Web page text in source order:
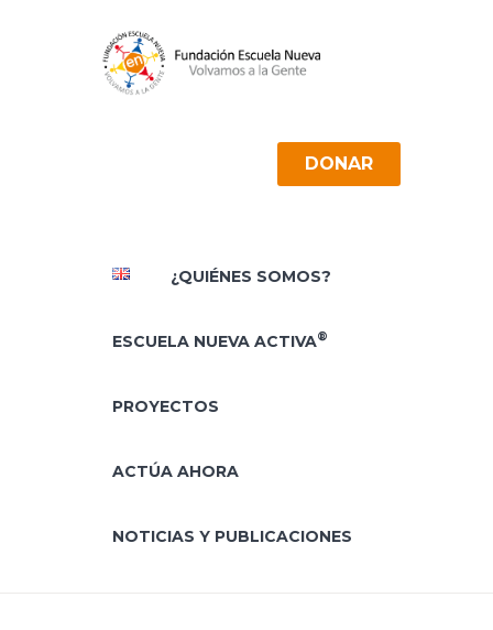
DONAR
¿QUIÉNES SOMOS?
ESCUELA NUEVA ACTIVA®
PROYECTOS
ACTÚA AHORA
NOTICIAS Y PUBLICACIONES